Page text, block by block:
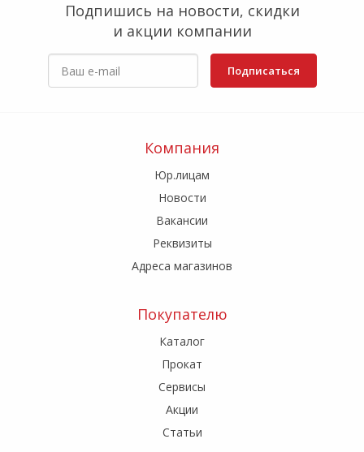
Подпишись на новости, скидки
и акции компании
Подписаться
Компания
Юр.лицам
Новости
Вакансии
Реквизиты
Адреса магазинов
Покупателю
Каталог
Прокат
Сервисы
Акции
Статьи